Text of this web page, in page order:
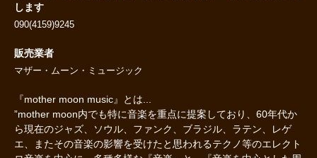
します
090(4159)9245
販売業者
マザー・ムーン・ミュージック
『mother moon music』とは...
”mother moon内でも特に音楽を重点に提案しており、60年代か
ら現在のジャズ、ソウル、ファンク、ブラジル、ラテン、レゲ
エ、またその音楽の影響を受けたと思われるテクノ等のエレクト